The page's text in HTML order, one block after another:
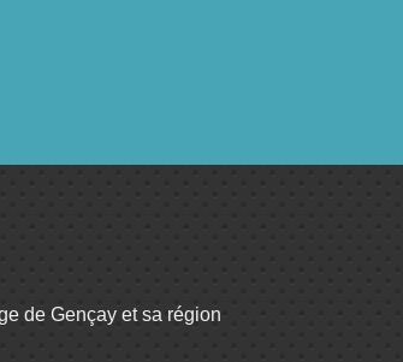
de Gençay et sa région